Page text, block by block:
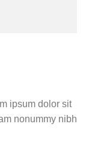
ipsum dolor sit
nonummy nibh